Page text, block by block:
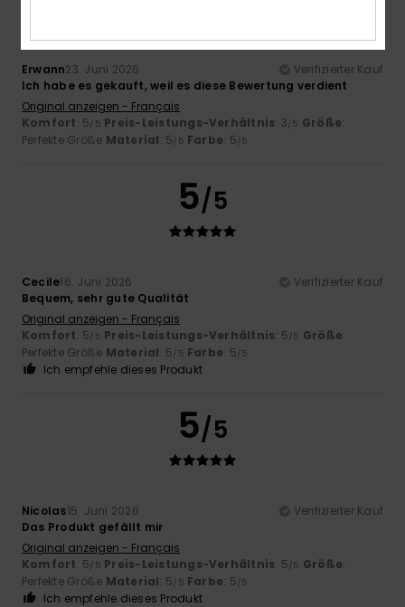
Erwann23. Juni 2026
Verifizierter Kauf
Ich habe es gekauft, weil es diese Bewertung verdient
Original anzeigen - Français
Komfort: 5/5 Preis-Leistungs-Verhältnis: 3/5 Größe:
Perfekte Größe Material: 5/5 Farbe: 5/5
5/5
Cecile16. Juni 2026
Verifizierter Kauf
Bequem, sehr gute Qualität
Original anzeigen - Français
Komfort: 5/5 Preis-Leistungs-Verhältnis: 5/5 Größe:
Perfekte Größe Material: 5/5 Farbe: 5/5
Ich empfehle dieses Produkt
5/5
Nicolas15. Juni 2026
Verifizierter Kauf
Das Produkt gefällt mir
Original anzeigen - Français
Komfort: 5/5 Preis-Leistungs-Verhältnis: 5/5 Größe:
Perfekte Größe Material: 5/5 Farbe: 5/5
Ich empfehle dieses Produkt